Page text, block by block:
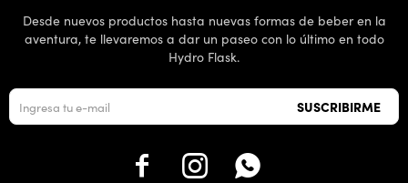
Desde nuevos productos hasta nuevas formas de beber en la
aventura, te llevaremos a dar un paseo con lo último en todo
Hydro Flask.
SUSCRIBIRME
  